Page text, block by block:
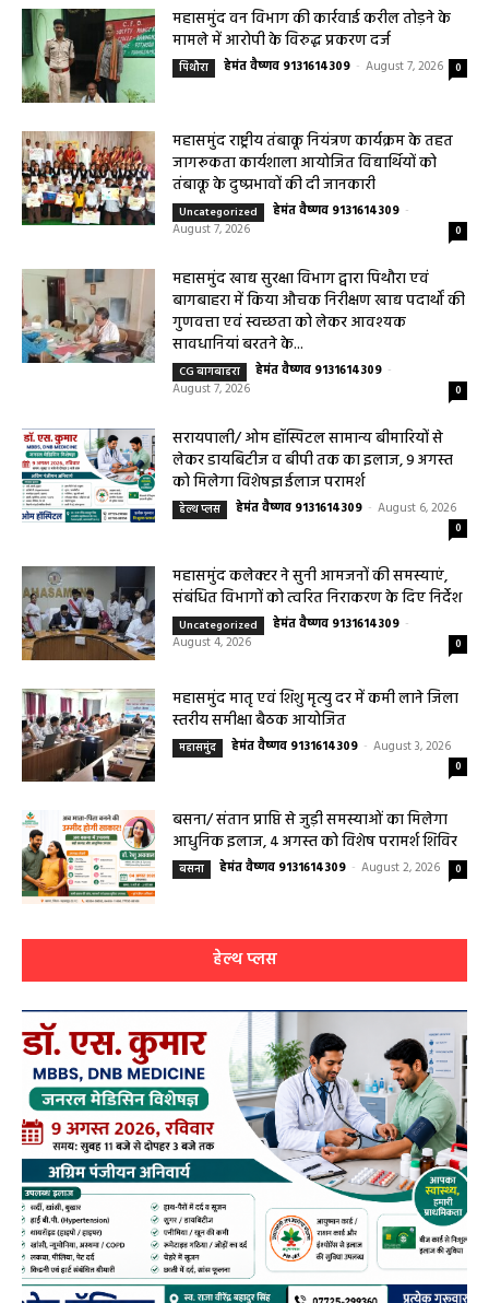
योजना प्रारूप 2041 के संबंध में प्रारंभिक
बैठकआयोजित
महासमुंद हेमंत वैष्णव 9131614309 - August 7, 2026
0
महासमुंद वन विभाग की कार्रवाई करील तोड़ने के
मामले में आरोपी के विरुद्ध प्रकरण दर्ज
पिथौरा हेमंत वैष्णव 9131614309 - August 7, 2026
महासमुंद राष्ट्रीय तंबाकू नियंत्रण कार्यक्रम के तहत
जागरूकता कार्यशाला आयोजित विद्यार्थियों को
तंबाकू के दुष्प्रभावों की दी जानकारी
Uncategorized हेमंत वैष्णव 9131614309 -
August 7, 2026
महासमुंद खाद्य सुरक्षा विभाग द्वारा पिथौरा एवं
बागबाहरा में किया औचक निरीक्षण खाद्य पदार्थों की
गुणवत्ता एवं स्वच्छता को लेकर आवश्यक
सावधानियां बरतने के...
CG बागबाहरा हेमंत वैष्णव 9131614309
August 7, 2026
0
लेकर डायबिटीज व बीपी तक का इलाज, 9 अगस्त
को मिलेगा विशेषज्ञ ईलाज परामर्श
हेल्थ प्लस हेमंत वैष्णव 9131614309 - August 6, 2026
0
महासमुंद कलेक्टर ने सुनी आमजनों की समस्याएं,
संबंधित विभागों को त्वरित निराकरण के दिए निर्देश
Uncategorized
August 4, 2026
0
महासमुंद मातृ एवं शिशु मृत्यु दर में कमी लाने जिला
स्तरीय समीक्षा बैठक आयोजित
महासमुंद हेमंत वैष्णव 9131614309 August 3, 2026
0
आधुनिक इलाज, 4 अगस्त को विशेष परामर्श शिविर
बसना हेमंत वैष्णव 9131614309 - August 2, 2026 0
हेल्थ प्लस